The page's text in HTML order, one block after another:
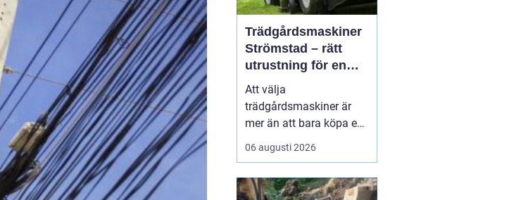
Trädgårdsmaskiner
Strömstad – rätt
utrustning för en
effektiv och hållbar
trädgård
Att välja
trädgårdsmaskiner är
mer än att bara köpa en
gräsklippare eller en
trimmer. För den som
med kustklimat,
06 augusti 2026